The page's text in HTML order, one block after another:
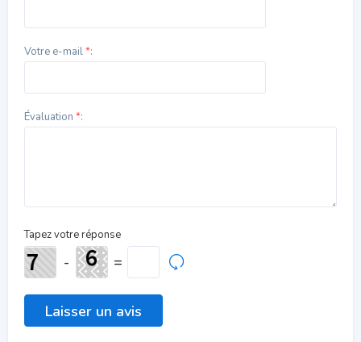
Votre e-mail*:
Évaluation *:
Tapez votre réponse
- =